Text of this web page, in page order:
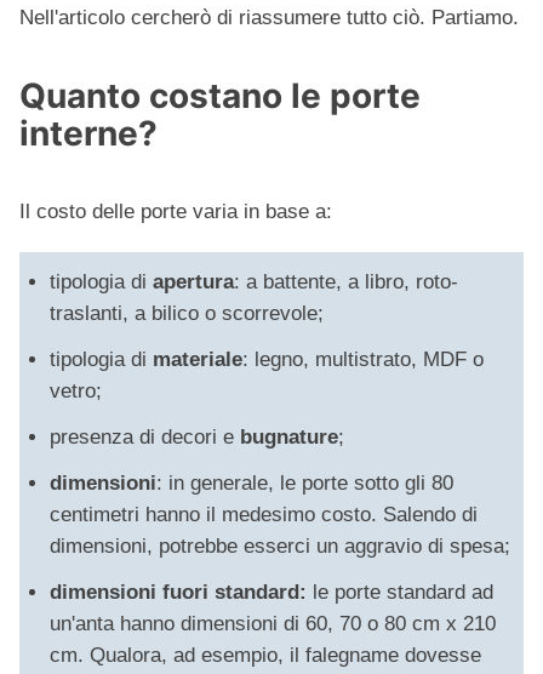
Nell'articolo cercherò di riassumere tutto ciò. Partiamo.
Quanto costano le porte
interne?
Il costo delle porte varia in base a:
tipologia di apertura: a battente, a libro, roto-
traslanti, a bilico o scorrevole;
tipologia di materiale: legno, multistrato, MDF o
vetro;
presenza di decori e bugnature;
dimensioni: in generale, le porte sotto gli 80
centimetri hanno il medesimo costo. Salendo di
dimensioni, potrebbe esserci un aggravio di spesa;
dimensioni fuori standard: le porte standard ad
un'anta hanno dimensioni di 60, 70 o 80 cm x 210
cm. Qualora, ad esempio, il falegname dovesse